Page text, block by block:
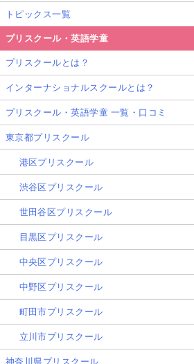
スウェーデン子育て事情 from
ア］
【北欧子育て】スウェーデン
働き社会でも長期休暇中に子
めの支援と地域の工夫とは？
令和の現役高校生「アルバイ
超え！？その一部を大公開［
サーチ］ from PR TIMES
トピックス一覧
プリスクール・英語学童
プリスクールとは？
インターナショナルスクールとは？
プリスクール・英語学童 一覧・口コミ
東京都プリスクール
港区プリスクール
渋谷区プリスクール
世田谷区プリスクール
目黒区プリスクール
中央区プリスクール
中野区プリスクール
町田市プリスクール
立川市プリスクール
神奈川県プリスクール